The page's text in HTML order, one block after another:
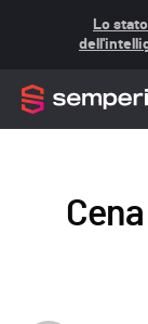
Lo